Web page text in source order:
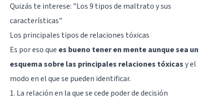
Quizás te interese: "Los 9 tipos de maltrato y sus
características"
Los principales tipos de relaciones tóxicas
Es por eso que es bueno tener en mente aunque sea un
esquema sobre las principales relaciones tóxicasy el
modo en el que se pueden identificar.
1. La relación en la que se cede poder de decisión